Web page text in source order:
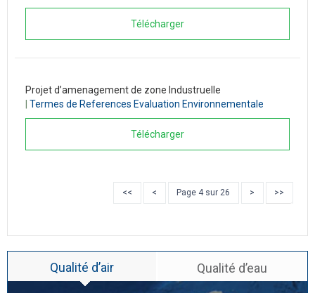
Télécharger
Projet d’amenagement de zone Industruelle
Termes de References Evaluation Environnementale
Télécharger
<< < Page 4 sur 26 > >>
Qualité d’air Qualité d’eau